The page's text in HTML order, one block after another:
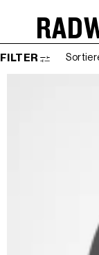
WEITER ZUR
FILTER